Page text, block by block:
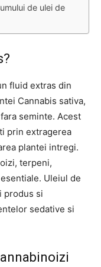
de ulei de
fluid extras din
Cannabis sativa,
seminte. Acest
prin extragerea
plantei intregi.
terpeni,
Uleiul de
produs si
sedative si